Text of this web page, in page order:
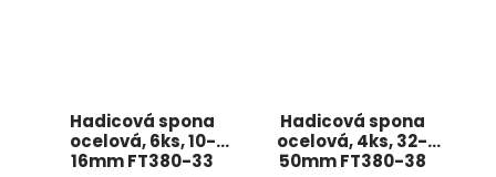
Hadicová spona
ocelová, 6ks, 10-
16mm FT380-33
Hadicová spona
ocelová, 4ks, 32-
50mm FT380-38